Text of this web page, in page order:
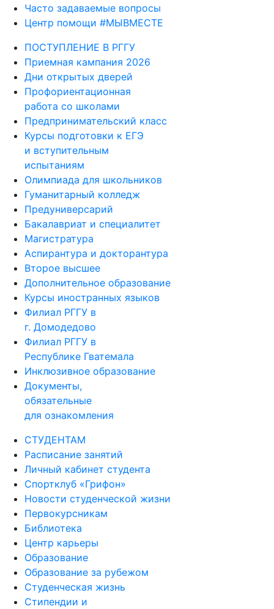
Часто задаваемые вопросы
Центр помощи #МЫВМЕСТЕ
ПОСТУПЛЕНИЕ В РГГУ
Приемная кампания 2026
Дни открытых дверей
Профориентационная
работа со школами
Предпринимательский класс
Курсы подготовки к ЕГЭ
и вступительным
испытаниям
Олимпиада для школьников
Гуманитарный колледж
Предуниверсарий
Бакалавриат и специалитет
Магистратура
Аспирантура и докторантура
Второе высшее
Дополнительное образование
Курсы иностранных языков
Филиал РГГУ в
г. Домодедово
Филиал РГГУ в
Республике Гватемала
Инклюзивное образование
Документы,
обязательные
для ознакомления
СТУДЕНТАМ
Расписание занятий
Личный кабинет студента
Спортклуб «Грифон»
Новости студенческой жизни
Первокурсникам
Библиотека
Центр карьеры
Образование
Образование за рубежом
Студенческая жизнь
Стипендии и